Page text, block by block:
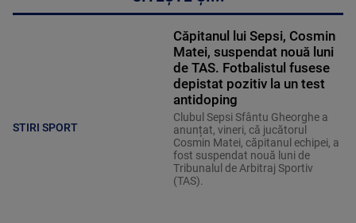
STIRI SPORT
Căpitanul lui Sepsi, Cosmin
Matei, suspendat nouă luni
de TAS. Fotbalistul fusese
depistat pozitiv la un test
antidoping
Clubul Sepsi Sfântu Gheorghe a
anunțat, vineri, că jucătorul
Cosmin Matei, căpitanul echipei, a
fost suspendat nouă luni de
Tribunalul de Arbitraj Sportiv
(TAS).